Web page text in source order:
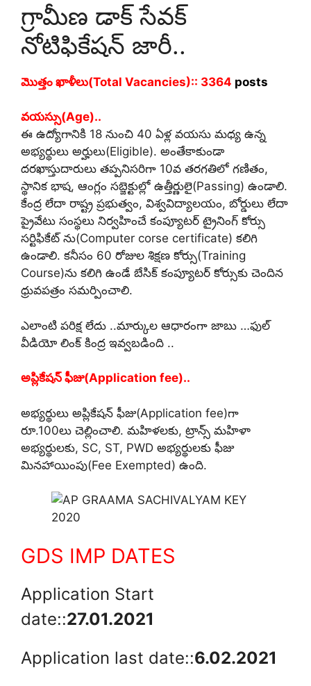
గ్రామీణ డాక్ సేవక్
నోటిఫికేషన్ జారీ..
మొత్తం ఖాళీలు(Total Vacancies):: 3364 posts
వయస్సు(Age)..
ఈ ఉద్యోగానికి 18 నుంచి 40 ఏళ్ల వయసు మధ్య ఉన్న
అభ్యర్థులు అర్హులు(Eligible). అంతేకాకుండా
దరఖాస్తుదారులు తప్పనిసరిగా 10వ తరగతిలో గణితం,
స్థానిక భాష, ఆంగ్లం సబ్జెక్టుల్లో ఉత్తీర్ణులై(Passing) ఉండాలి.
కేంద్ర లేదా రాష్ట్ర ప్రభుత్వం, విశ్వవిద్యాలయం, బోర్డులు లేదా
ప్రైవేటు సంస్థలు నిర్వహించే కంప్యూటర్ ట్రైనింగ్ కోర్సు
సర్టిఫికేట్ ను(Computer corse certificate) కలిగి
ఉండాలి. కనీసం 60 రోజుల శిక్షణ కోర్సు(Training
Course)ను కలిగి ఉండే బేసిక్ కంప్యూటర్ కోర్సుకు చెందిన
ధ్రువపత్రం సమర్పించాలి.
ఎలాంటి పరిక్ష లేదు ..మార్కుల ఆధారంగా జాబు …ఫుల్
వీడియో లింక్ కింద్ర ఇవ్వబడింది ..
అప్లికేషన్ ఫీజు(Application fee)..
అభ్యర్థులు అప్లికేషన్ ఫీజు(Application fee)గా
రూ.100లు చెల్లించాలి. మహిళలకు, ట్రాన్స్ మహిళా
అభ్యర్థులకు, SC, ST, PWD అభ్యర్థులకు ఫీజు
మినహాయింపు(Fee Exempted) ఉంది.
GDS IMP DATES
Application Start
date::27.01.2021
Application last date::6.02.2021